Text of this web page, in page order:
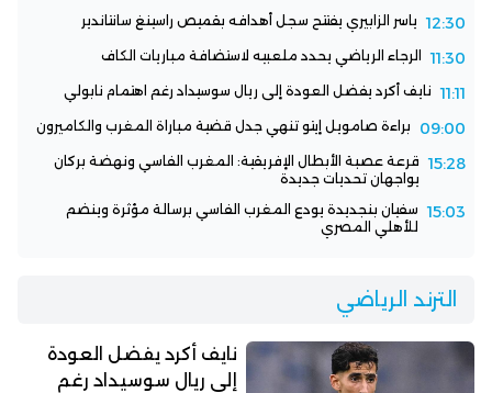
12:30 ياسر الزابيري يفتتح سجل أهدافه بقميص راسينغ سانتاندير
11:30 الرجاء الرياضي يحدد ملعبيه لاستضافة مباريات الكاف
11:11 نايف أكرد يفضل العودة إلى ريال سوسيداد رغم اهتمام نابولي
09:00 براءة صامويل إيتو تنهي جدل قضية مباراة المغرب والكاميرون
15:28 قرعة عصبة الأبطال الإفريقية: المغرب الفاسي ونهضة بركان
يواجهان تحديات جديدة
15:03 سفيان بنجديدة يودع المغرب الفاسي برسالة مؤثرة وينضم
للأهلي المصري
الترند الرياضي
نايف أكرد يفضل العودة
إلى ريال سوسيداد رغم